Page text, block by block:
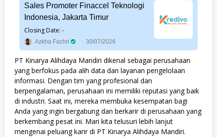
Sales Promoter Finaccel Teknologi
Indonesia, Jakarta Timur
Closing Date: -
Azkha Fachri 30/07/2026
PT Kinarya Alihdaya Mandiri dikenal sebagai perusahaan
yang berfokus pada alih data dan layanan pengelolaan
informasi. Dengan tim yang profesional dan
berpengalaman, perusahaan ini memiliki reputasi yang baik
di industri. Saat ini, mereka membuka kesempatan bagi
Anda yang ingin bergabung dan berkarir di perusahaan yang
berkembang pesat ini. Mari kita telusuri lebih lanjut
mengenai peluang karir di PT Kinarya Alihdaya Mandiri.